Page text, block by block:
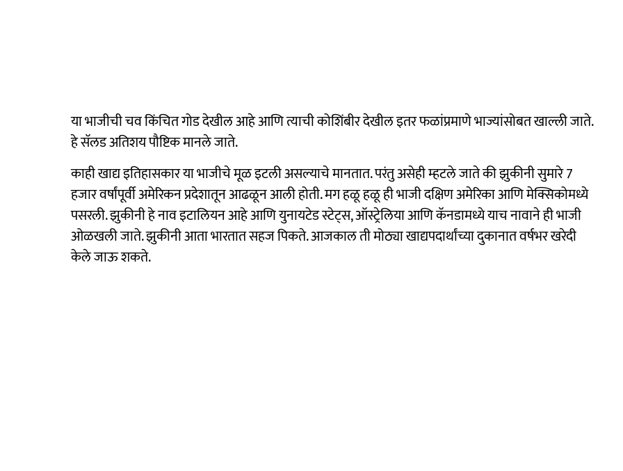
या भाजीची चव किंचित गोड देखील आहे आणि त्याची कोशिंबीर देखील इतर फळांप्रमाणे भाज्यांसोबत खाल्ली जाते.
हे सॅलड अतिशय पौष्टिक मानले जाते.
काही खाद्य इतिहासकार या भाजीचे मूळ इटली असल्याचे मानतात. परंतु असेही म्हटले जाते की झुकीनी सुमारे 7
हजार वर्षांपूर्वी अमेरिकन प्रदेशातून आढळून आली होती. मग हळू हळू ही भाजी दक्षिण अमेरिका आणि मेक्सिकोमध्ये
पसरली. झुकीनी हे नाव इटालियन आहे आणि युनायटेड स्टेट्स, ऑस्ट्रेलिया आणि कॅनडामध्ये याच नावाने ही भाजी
ओळखली जाते. झुकीनी आता भारतात सहज पिकते. आजकाल ती मोठ्या खाद्यपदार्थांच्या दुकानात वर्षभर खरेदी
केले जाऊ शकते.